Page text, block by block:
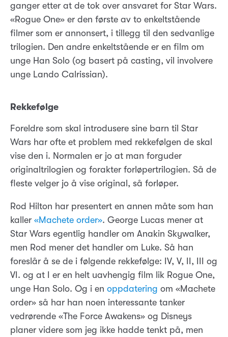
ganger etter at de tok over ansvaret for Star Wars.
«Rogue One» er den første av to enkeltstående
filmer som er annonsert, i tillegg til den sedvanlige
trilogien. Den andre enkeltstående er en film om
unge Han Solo (og basert på casting, vil involvere
unge Lando Calrissian).
Rekkefølge
Foreldre som skal introdusere sine barn til Star
Wars har ofte et problem med rekkefølgen de skal
vise den i. Normalen er jo at man forguder
originaltrilogien og forakter forløpertrilogien. Så de
fleste velger jo å vise original, så forløper.
Rod Hilton har presentert en annen måte som han
kaller «Machete order». George Lucas mener at
Star Wars egentlig handler om Anakin Skywalker,
men Rod mener det handler om Luke. Så han
foreslår å se de i følgende rekkefølge: IV, V, II, III og
VI. og at I er en helt uavhengig film lik Rogue One,
unge Han Solo. Og i en oppdatering om «Machete
order» så har han noen interessante tanker
vedrørende «The Force Awakens» og Disneys
planer videre som jeg ikke hadde tenkt på, men